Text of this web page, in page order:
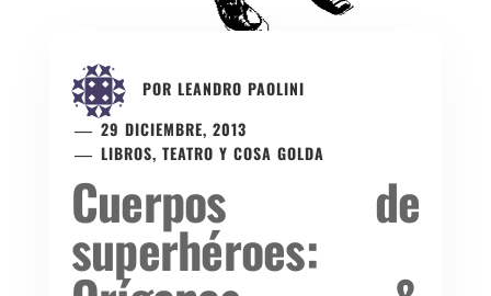
POR LEANDRO PAOLINI
29 DICIEMBRE, 2013
LIBROS, TEATRO Y COSA GOLDA
Cuerpos de
superhéroes: